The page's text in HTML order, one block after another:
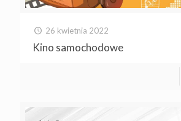
26 kwietnia 2022
Kino samochodowe